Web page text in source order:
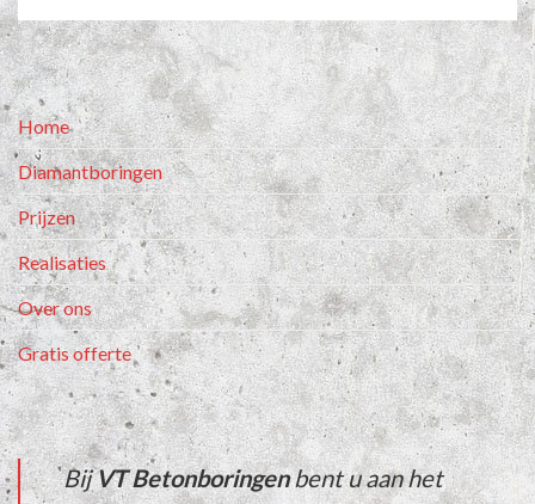
Home
Diamantboringen
Prijzen
Realisaties
Over ons
Gratis offerte
BijVT Betonboringenbent u aan het